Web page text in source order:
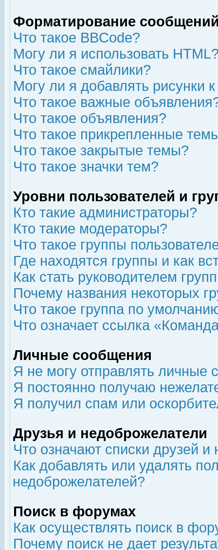
Форматирование
Что такое BBCode?
Могу ли я использовать
Что такое смайлики?
Могу ли я добавлять рисунки
Что такое важные
Что такое объявления?
Что такое прикрепленные
Что такое закрытые темы?
Что такое значки тем?
Уровни пользователей и
Кто такие администраторы?
Кто такие модераторы?
Что такое группы
Где находятся группы и как
Как стать руководителем
Почему названия некоторых
Что такое группа по
Что означает ссылка
Личные сообщения
Я не могу отправлять личные
Я постоянно получаю
Я получил спам или
Друзья и недоброжелатели
Что означают списки друзей
Как добавлять или удалять
недоброжелателей?
Поиск в форумах
Как осуществлять поиск в
Почему поиск не дает